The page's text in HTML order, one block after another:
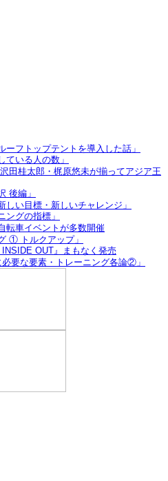
フトップテントを導入した話」
ている人の数」
田桂太郎・梶原悠未が揃ってアジア王
後編」
い目標・新しいチャレンジ」
ングの指標」
転車イベントが多数開催
① トルクアップ」
OUT』まもなく発売
要な要素・トレーニング各論②」